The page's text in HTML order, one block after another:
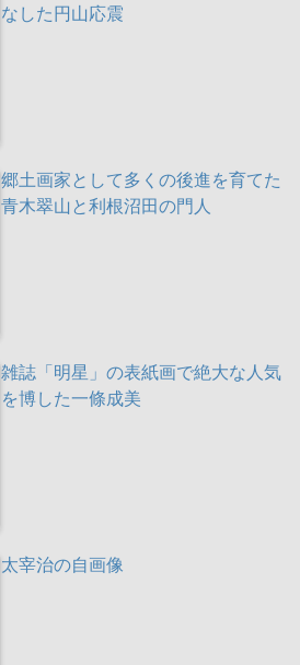
なした円山応震
郷土画家として多くの後進を育てた
青木翠山と利根沼田の門人
雑誌「明星」の表紙画で絶大な人気
を博した一條成美
太宰治の自画像